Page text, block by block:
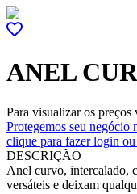
ANEL
Para visualizar os
Protegemos seu negócio
clique para fazer login ou
DESCRIÇÃO
Anel curvo, intercalado,
versáteis e deixam